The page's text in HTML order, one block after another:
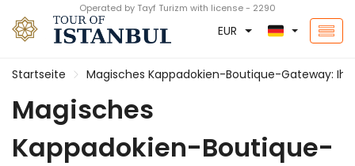
Operated by Tayf Turizm with license - 2290
EUR
Startseite Magisches Kappadokien-Boutique-Gateway: Ihr
Magisches
Kappadokien-Boutique-